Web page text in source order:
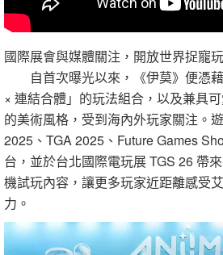
國際展會與媒體關注，開放世界捉寵
自首次曝光以來，《伊莫》便憑藉
× 連結合體」的玩法組合，以及兼具
的美術風格，受到海內外玩家關注。
2025、TGA 2025、Future Games
台，並於台北國際電玩展 TGS 26 帶
機試玩內容，讓更多玩家近距離感受
力。